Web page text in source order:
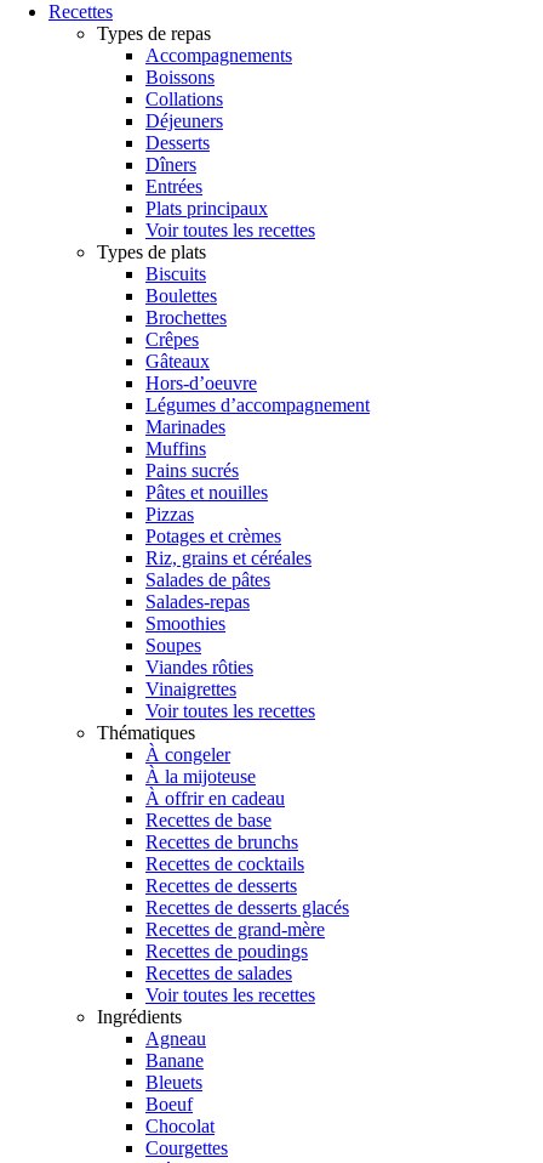
Recettes
Types de repas
Accompagnements
Boissons
Collations
Déjeuners
Desserts
Dîners
Entrées
Plats principaux
Voir toutes les recettes
Types de plats
Biscuits
Boulettes
Brochettes
Crêpes
Gâteaux
Hors-d’oeuvre
Légumes d’accompagnement
Marinades
Muffins
Pains sucrés
Pâtes et nouilles
Pizzas
Potages et crèmes
Riz, grains et céréales
Salades de pâtes
Salades-repas
Smoothies
Soupes
Viandes rôties
Vinaigrettes
Voir toutes les recettes
Thématiques
À congeler
À la mijoteuse
À offrir en cadeau
Recettes de base
Recettes de brunchs
Recettes de cocktails
Recettes de desserts
Recettes de desserts glacés
Recettes de grand-mère
Recettes de poudings
Recettes de salades
Voir toutes les recettes
Ingrédients
Agneau
Banane
Bleuets
Boeuf
Chocolat
Courgettes